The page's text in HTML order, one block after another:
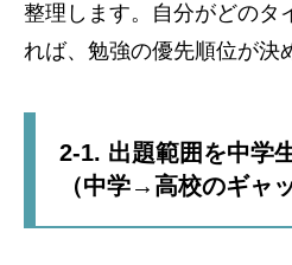
整理します。自分がどのタ
れば、勉強の優先順位が決
2-1. 出題範囲を中学
（中学→高校のギャッ